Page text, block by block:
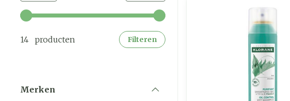
Gebruik de pijltjestoetsen links en rechts om de minimale en
14 producten Filteren
Merken